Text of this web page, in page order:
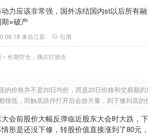
力应该非常强，国外冻结国内st以后所有
期≈破产
06:18 来自江苏 引用
- 长期空仓，偶尔打游击
的价格并不是20日均价，而是20日价格和交易额
很低，而触底跌停打开后会放天量，则下修到底
会前股价大幅反弹临近股东大会时大跌，
形是还没下修，转股价值直接涨到了80元